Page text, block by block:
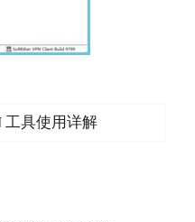
工具使用详解